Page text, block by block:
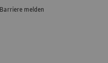
Barriere melden